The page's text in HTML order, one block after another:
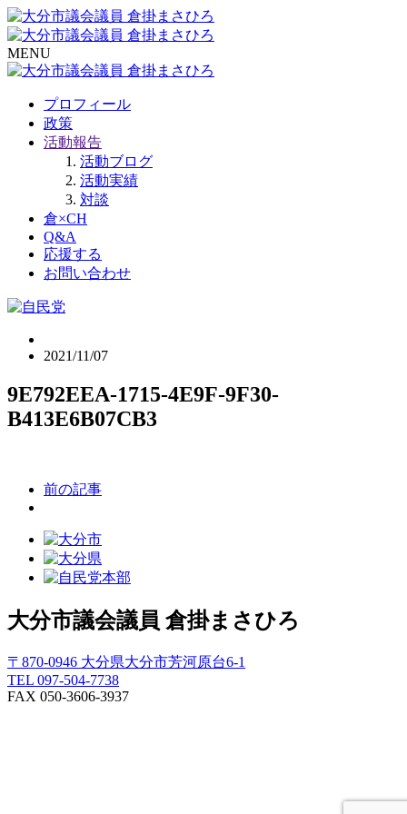
MENU
プロフィール
政策
活動報告
活動ブログ
活動実績
対談
倉×CH
Q&A
応援する
お問い合わせ
2021/11/07
9E792EEA-1715-4E9F-9F30-
B413E6B07CB3
前の記事
大分市議会議員 倉掛まさひろ
〒870-0946 大分県大分市芳河原台6-1
TEL 097-504-7738
FAX 050-3606-3937